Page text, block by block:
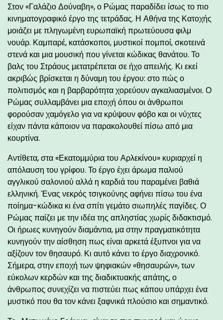
Στον «Γαλάζιο Δούναβη», ο Ρώμας παραδίδει ίσως το πιο
κινηματογραφικό έργο της τετράδας. Η Αθήνα της Κατοχής
μοιάζει με πληγωμένη ευρωπαϊκή πρωτεύουσα φιλμ
νουάρ. Καμπαρέ, κατάσκοποι, μυστικοί πομποί, σκοτεινά
στενά και μια μουσική που γίνεται κώδικας θανάτου. Το
βαλς του Στράους μετατρέπεται σε ήχο απειλής. Κι εκεί
ακριβώς βρίσκεται η δύναμη του έργου: στο πώς ο
πολιτισμός και η βαρβαρότητα χορεύουν αγκαλιασμένοι. Ο
Ρώμας συλλαμβάνει μια εποχή όπου οι άνθρωποι
φορούσαν χαμόγελο για να κρύψουν φόβο και οι νύχτες
είχαν πάντα κάποιον να παρακολουθεί πίσω από μια
κουρτίνα.
Αντίθετα, στα «Εκατομμύρια του Αρλεκίνου» κυριαρχεί η
απόλαυση του γρίφου. Το έργο έχει άρωμα παλιού
αγγλικού σαλονιού αλλά η καρδιά του παραμένει βαθιά
ελληνική. Ένας νεκρός τσιγκούνης αφήνει πίσω του ένα
ποίημα-κώδικα κι ένα σπίτι γεμάτο σιωπηλές παγίδες. Ο
Ρώμας παίζει με την ιδέα της απληστίας χωρίς διδακτισμό.
Οι ήρωες κυνηγούν διαμάντια, μα στην πραγματικότητα
κυνηγούν την αίσθηση πως είναι αρκετά έξυπνοι για να
αξίζουν τον θησαυρό. Κι αυτό κάνει το έργο διαχρονικό.
Σήμερα, στην εποχή των ψηφιακών «θησαυρών», των
εύκολων κερδών και της διαδικτυακής απάτης, ο
άνθρωπος συνεχίζει να πιστεύει πως κάπου υπάρχει ένα
μυστικό που θα τον κάνει ξαφνικά πλούσιο και σημαντικό.